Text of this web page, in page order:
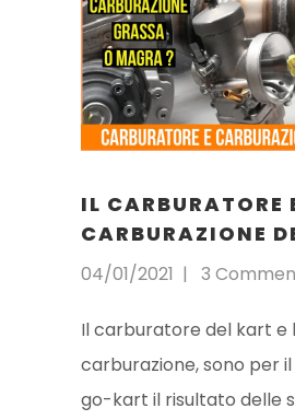
IL CARBURATORE
CARBURAZIONE
04/01/2021 3
Il carburatore del kart e
carburazione, sono per
go-kart il risultato delle